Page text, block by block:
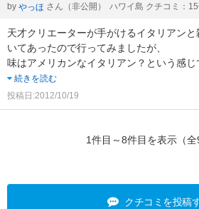
by やっほ さん（非公開） ハワイ島 クチコミ：
天才クリエーターが手がけるイタリアンと
いてあったので行ってみましたが、
味はアメリカンなイタリアン？という感じ
続きを読む
投稿日:2012/10/19
1件目～8件目を表示（全
クチコミを投稿